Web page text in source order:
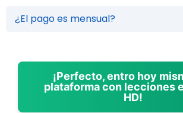
¿El pago es mensual?
¡Perfecto, entro hoy
plataforma con lecciones
HD!